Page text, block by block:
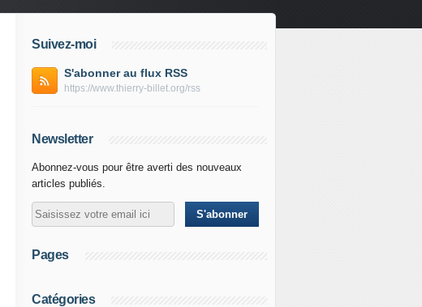
Suivez-moi
S'abonner au flux RSS
https://www.thierry-billet.org/rss
Newsletter
Abonnez-vous pour être averti des nouveaux
articles publiés.
Pages
Catégories